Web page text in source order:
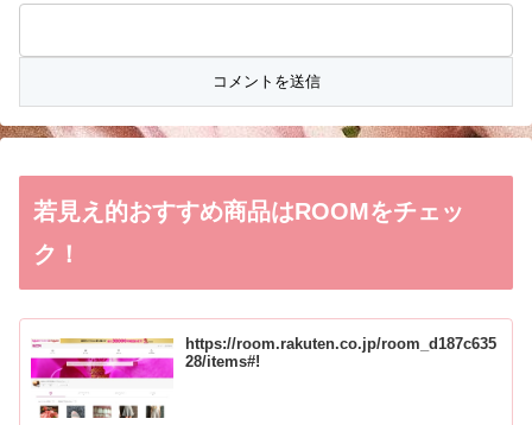
若見え的おすすめ商品はROOMをチェッ
ク！
https://room.rakuten.co.jp/room_d187c635
28/items#!